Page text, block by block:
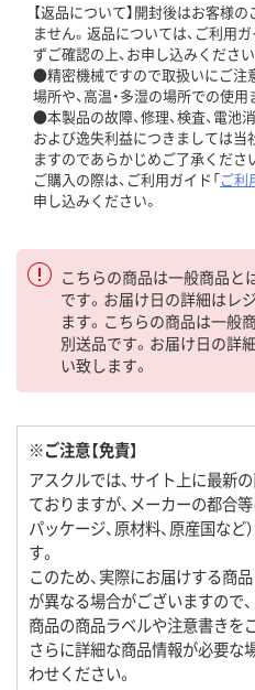
【返品について】開封後はお客様
ません。返品については、ご利用
ずご確認の上、お申し込みください
●精密機械ですので取扱いにご注
場所や、高温・多湿の場所での使
●本製品の故障、修理、検査、電
および逸失利益につきましては
ますのであらかじめご了承くださ
ご購入の際は、ご利用ガイド「ご利
申し込みください。
こちらの商品は一般商品と
です。お届け日の詳細はレ
ます。こちらの商品は一般
別送品です。お届け日の詳
い致します。
※ご注意【免責】
アスクルでは、サイト上に最新
ておりますが、メーカーの都合等
パッケージ、原材料、原産国な
す。
このため、実際にお届けする商
が異なる場合がございますので
商品の商品ラベルや注意書きを
さらに詳細な商品情報が必要な
わせください。